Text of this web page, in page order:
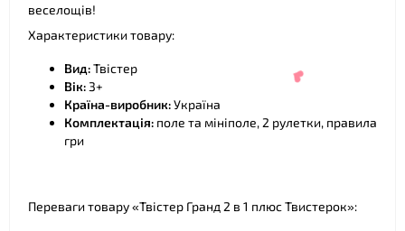
веселощів!
Характеристики товару:
Вид:Твістер
Вік: 3+
Країна-виробник:Україна
Комплектація: поле та мініполе, 2 рулетки, правила
гри
Переваги товару «Твістер Гранд 2 в 1 плюс Твистерок»: